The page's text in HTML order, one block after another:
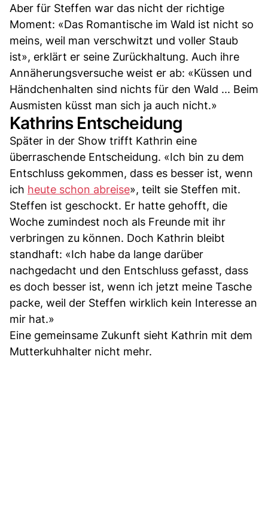
Aber für Steffen war das nicht der richtige
Moment: «Das Romantische im Wald ist nicht so
meins, weil man verschwitzt und voller Staub
ist», erklärt er seine Zurückhaltung. Auch ihre
Annäherungsversuche weist er ab: «Küssen und
Händchenhalten sind nichts für den Wald ... Beim
Ausmisten küsst man sich ja auch nicht.»
Kathrins Entscheidung
Später in der Show trifft Kathrin eine
überraschende Entscheidung. «Ich bin zu dem
Entschluss gekommen, dass es besser ist, wenn
ich heute schon abreise», teilt sie Steffen mit.
Steffen ist geschockt. Er hatte gehofft, die
Woche zumindest noch als Freunde mit ihr
verbringen zu können. Doch Kathrin bleibt
standhaft: «Ich habe da lange darüber
nachgedacht und den Entschluss gefasst, dass
es doch besser ist, wenn ich jetzt meine Tasche
packe, weil der Steffen wirklich kein Interesse an
mir hat.»
Eine gemeinsame Zukunft sieht Kathrin mit dem
Mutterkuhhalter nicht mehr.